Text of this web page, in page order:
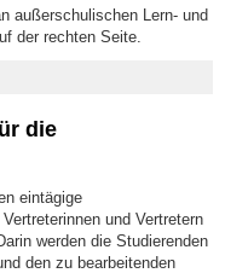
außerschulischen Lern- und
der rechten Seite.
die
eintägige
und Vertretern
werden die Studierenden
den zu bearbeitenden